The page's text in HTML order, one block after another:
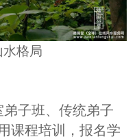
格局
子班、传统弟子
课程培训，报名学